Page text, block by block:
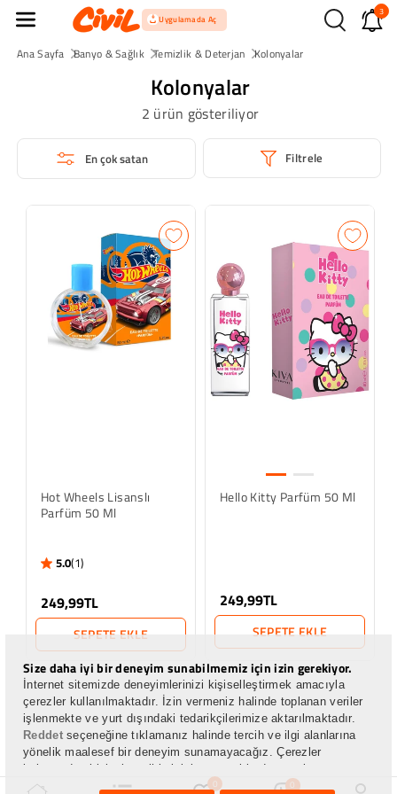
İçeriğe Atla Uygulamada Aç
3
0 0
Kolonyalar
2 ürün gösteriliyor
Ana Sayfa Banyo & Sağlık Temizlik & Deterjan Kolonyalar
Filtrele
Hot Wheels Lisanslı
Parfüm 50 Ml
5.0(1)
5.0 star rating
1 İnceleme
249,99TL
SEPETE EKLE
Hello Kitty Parfüm 50 Ml
249,99TL
SEPETE EKLE
Size daha iyi bir deneyim sunabilmemiz için izin gerekiyor.
İnternet sitemizde deneyimlerinizi kişiselleştirmek amacıyla
çerezler kullanılmaktadır. İzin vermeniz halinde toplanan veriler
işlenmekte ve yurt dışındaki tedarikçilerimize aktarılmaktadır.
Reddetseçeneğine tıklamanız halinde tercih ve ilgi alanlarına
yönelik maalesef bir deneyim sunamayacağız. Çerezler
bakımından kişisel tercihlerinizi, seçeneklerde yer alan çerez
ayarları kısmından yönetebilirsiniz. Çerezlerle ilgili detaylı bilgiye